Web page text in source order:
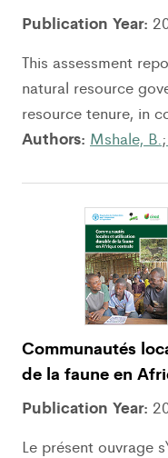
Publication Year:
This assessment
natural resource
resource tenure, in
Authors: Mshale, B.;
Communautés
de la faune en
Publication Year:
Le présent ouvrage